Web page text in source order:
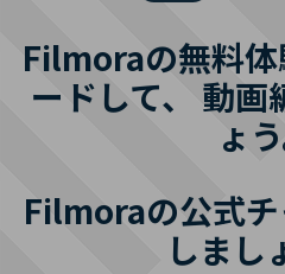
Filmoraの無料
ードして、 動画
ょう
Filmoraの公式
しまし